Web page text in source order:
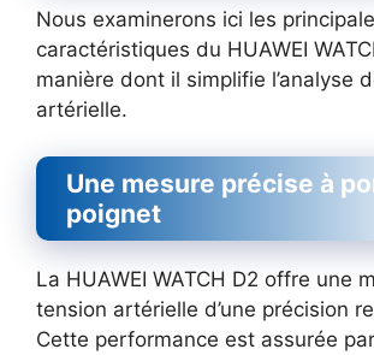
Nous examinerons ici les
caractéristiques du HUAWEI
manière dont il simplifie l’analyse
artérielle.
Une mesure précise à
poignet
La HUAWEI WATCH D2 offre une
tension artérielle d’une précision
Cette performance est assurée